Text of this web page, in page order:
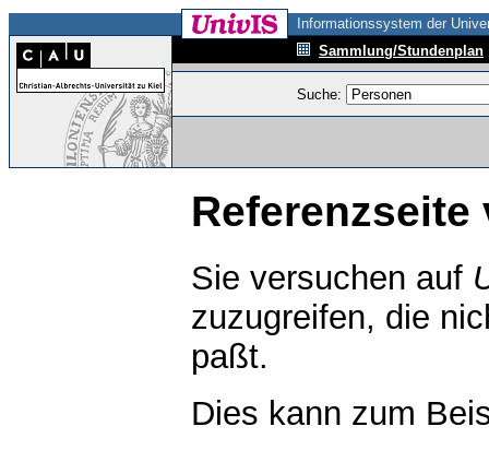
Informationssystem der
Sammlung/Stundenplan
Suche:
Referenzseite
Sie versuchen auf
zuzugreifen, die
paßt.
Dies kann zum